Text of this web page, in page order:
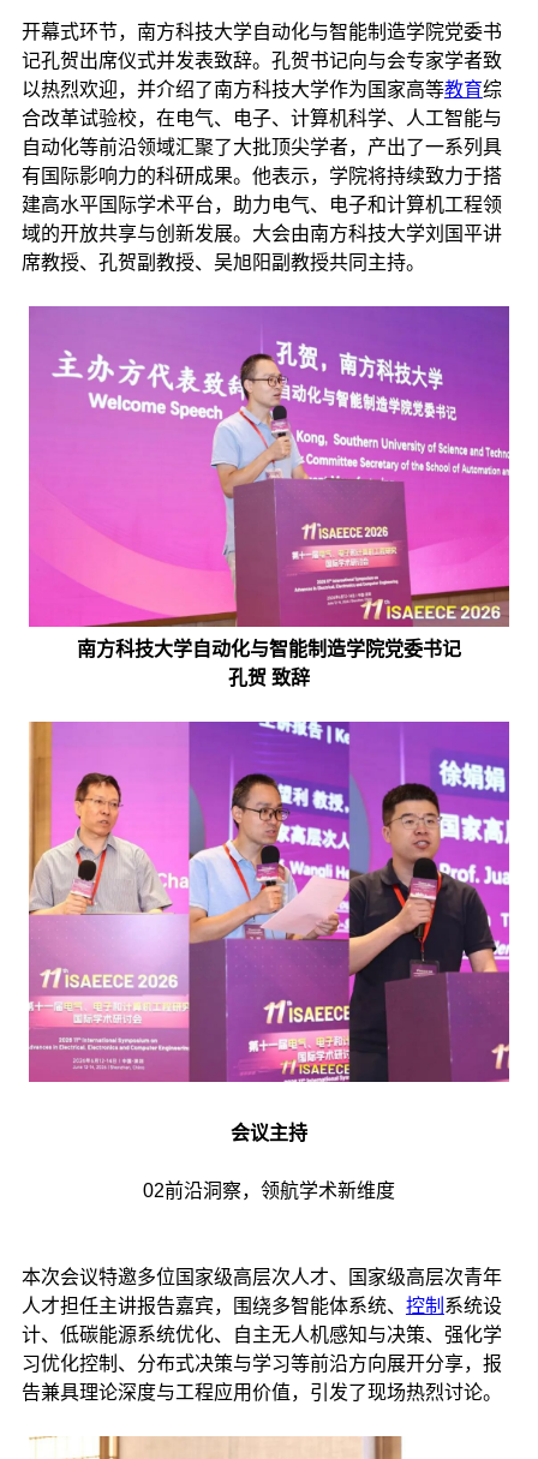
开幕式环节，南方科技大学自动化与智能制造学院党委书
记孔贺出席仪式并发表致辞。孔贺书记向与会专家学者致
以热烈欢迎，并介绍了南方科技大学作为国家高等教育综
合改革试验校，在电气、电子、计算机科学、人工智能与
自动化等前沿领域汇聚了大批顶尖学者，产出了一系列具
有国际影响力的科研成果。他表示，学院将持续致力于搭
建高水平国际学术平台，助力电气、电子和计算机工程领
域的开放共享与创新发展。大会由南方科技大学刘国平讲
席教授、孔贺副教授、吴旭阳副教授共同主持。
南方科技大学自动化与智能制造学院党委书记
孔贺 致辞
会议主持
02前沿洞察，领航学术新维度
本次会议特邀多位国家级高层次人才、国家级高层次青年
人才担任主讲报告嘉宾，围绕多智能体系统、 控制 系统设
计、低碳能源系统优化、自主无人机感知与决策、强化学
习优化控制、分布式决策与学习等前沿方向展开分享，报
告兼具理论深度与工程应用价值，引发了现场热烈讨论。